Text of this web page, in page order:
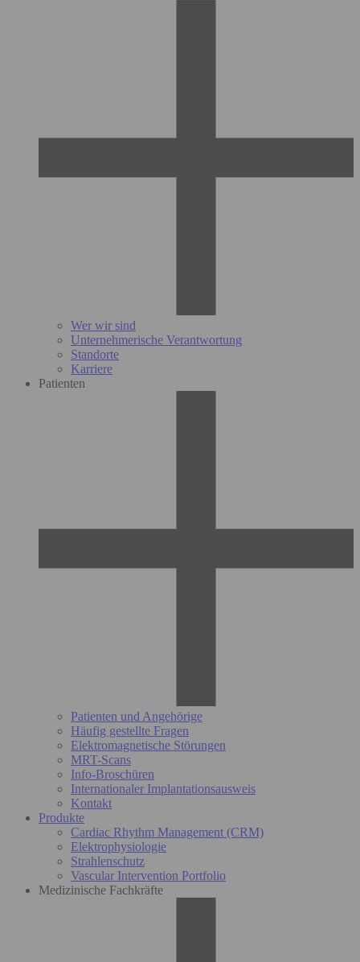
Wer wir sind
Unternehmerische Verantwortung
Standorte
Karriere
Patienten
Patienten und Angehörige
Häufig gestellte Fragen
Elektromagnetische Störungen
MRT-Scans
Info-Broschüren
Internationaler Implantationsausweis
Kontakt
Produkte
Cardiac Rhythm Management (CRM)
Elektrophysiologie
Strahlenschutz
Vascular Intervention Portfolio
Medizinische Fachkräfte